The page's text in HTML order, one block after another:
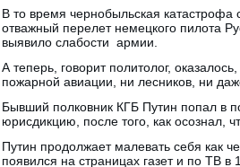
В то время чернобыльская
отважный перелет немецкого пилота
выявило слабости армии.
А теперь, говорит политолог,
пожарной авиации, ни лесников, ни
Бывший полковник КГБ Путин попал в
юрисдикцию, после того, как осознал,
Путин продолжает малевать себя как
появился на страницах газет и по ТВ